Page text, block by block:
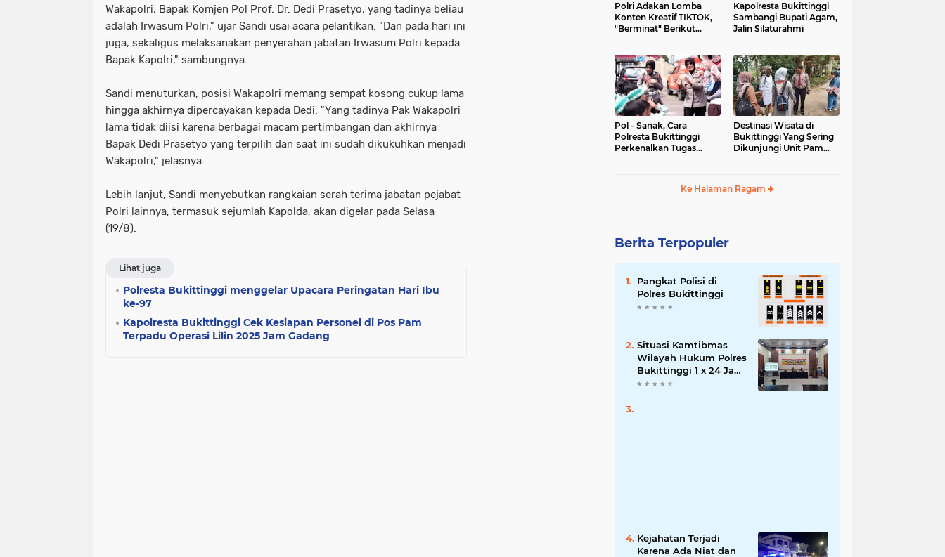
Wakapolri, Bapak Komjen Pol Prof. Dr. Dedi Prasetyo, yang tadinya beliau
adalah Irwasum Polri," ujar Sandi usai acara pelantikan. "Dan pada hari ini
juga, sekaligus melaksanakan penyerahan jabatan Irwasum Polri kepada
Bapak Kapolri," sambungnya.
Sandi menuturkan, posisi Wakapolri memang sempat kosong cukup lama
hingga akhirnya dipercayakan kepada Dedi. "Yang tadinya Pak Wakapolri
lama tidak diisi karena berbagai macam pertimbangan dan akhirnya
Bapak Dedi Prasetyo yang terpilih dan saat ini sudah dikukuhkan menjadi
Wakapolri," jelasnya.
Lebih lanjut, Sandi menyebutkan rangkaian serah terima jabatan pejabat
Polri lainnya, termasuk sejumlah Kapolda, akan digelar pada Selasa
(19/8).
Lihat juga
Polresta Bukittinggi menggelar Upacara Peringatan Hari Ibu
ke-97
Kapolresta Bukittinggi Cek Kesiapan Personel di Pos Pam
Terpadu Operasi Lilin 2025 Jam Gadang
Polri Adakan Lomba
Konten Kreatif TIKTOK,
"Berminat" Berikut
Kapolresta Bukittinggi
Sambangi Bupati Agam,
Jalin Silaturahmi
Pol - Sanak, Cara
Polresta Bukittinggi
Perkenalkan Tugas
Destinasi Wisata di
Bukittinggi Yang Sering
Dikunjungi Unit Pam
Ke Halaman Ragam
Berita Terpopuler
Pangkat Polisi di
Polres Bukittinggi
Situasi Kamtibmas
Wilayah Hukum Polres
Bukittinggi 1 x 24 Jam
Senin 27 Juni 2022
Kejahatan Terjadi
Karena Ada Niat dan